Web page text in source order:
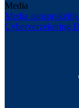
Media
Media
Cyberverzekering